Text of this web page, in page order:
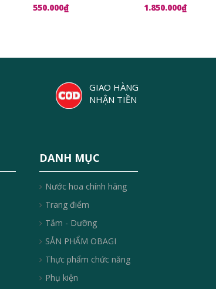
550.000₫ 1.850.000₫
GIAO HÀNG
NHẬN TIỀN
DANH MỤC
Nước hoa chính hãng
Trang điểm
Tắm - Dưỡng
SẢN PHẨM OBAGI
Thực phẩm chức năng
Phụ kiện